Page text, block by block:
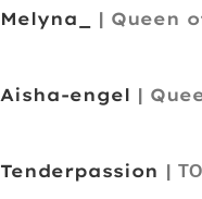
Melyna_ | Queen
Aisha-engel |
Tenderpassion |